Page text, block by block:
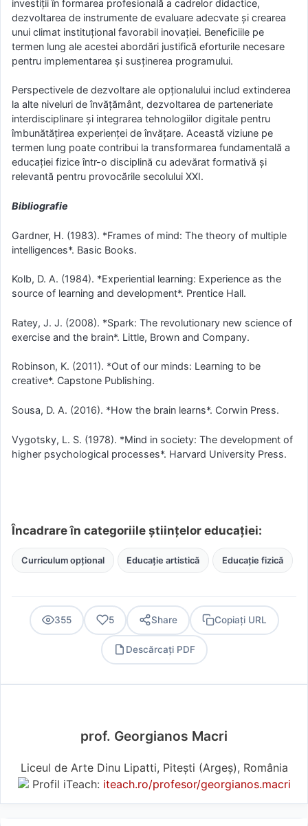
investiții în formarea profesională a cadrelor didactice,
dezvoltarea de instrumente de evaluare adecvate și crearea
unui climat instituțional favorabil inovației. Beneficiile pe
termen lung ale acestei abordări justifică eforturile necesare
pentru implementarea și susținerea programului.
Perspectivele de dezvoltare ale opționalului includ extinderea
la alte niveluri de învățământ, dezvoltarea de parteneriate
interdisciplinare și integrarea tehnologiilor digitale pentru
îmbunătățirea experienței de învățare. Această viziune pe
termen lung poate contribui la transformarea fundamentală a
educației fizice într-o disciplină cu adevărat formativă și
relevantă pentru provocările secolului XXI.
Bibliografie
Gardner, H. (1983). *Frames of mind: The theory of multiple
intelligences*. Basic Books.
Kolb, D. A. (1984). *Experiential learning: Experience as the
source of learning and development*. Prentice Hall.
Ratey, J. J. (2008). *Spark: The revolutionary new science of
exercise and the brain*. Little, Brown and Company.
Robinson, K. (2011). *Out of our minds: Learning to be
creative*. Capstone Publishing.
Sousa, D. A. (2016). *How the brain learns*. Corwin Press.
Vygotsky, L. S. (1978). *Mind in society: The development of
higher psychological processes*. Harvard University Press.
Încadrare în categoriile științelor educației:
Curriculum opțional Educație artistică Educație fizică
355 5 Share Copiați URL
Descărcați PDF
prof. Georgianos Macri
Liceul de Arte Dinu Lipatti, Pitești (Argeş), România
Profil iTeach: iteach.ro/profesor/georgianos.macri